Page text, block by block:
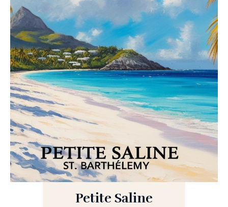
Petite Saline